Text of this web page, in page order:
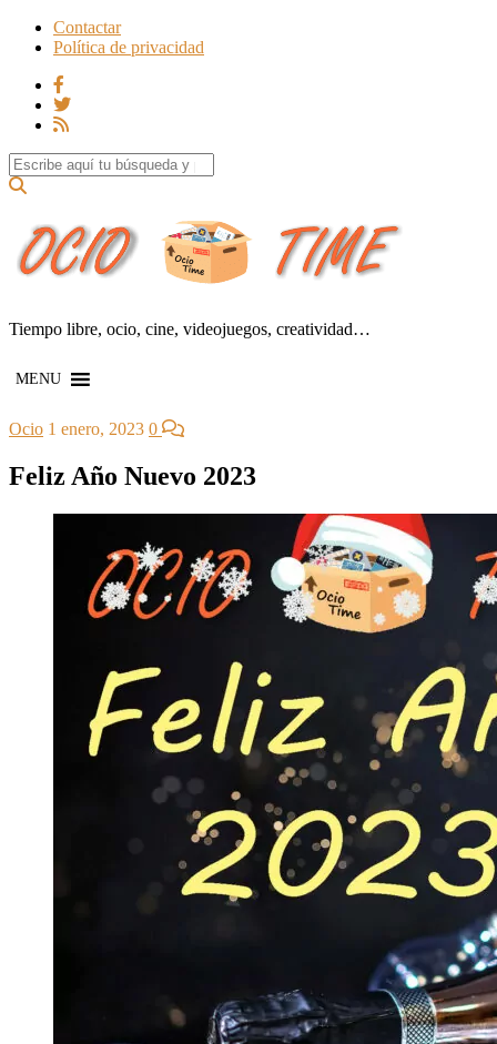
Contactar
Política de privacidad
Search for:
Tiempo libre, ocio, cine, videojuegos, creatividad…
MENU
Ocio 1 enero, 2023 0
Feliz Año Nuevo 2023